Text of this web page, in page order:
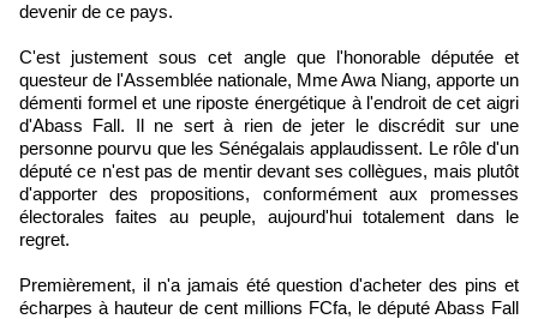
devenir de ce pays.
C'est justement sous cet angle que l'honorable députée et
questeur de l'Assemblée nationale, Mme Awa Niang, apporte un
démenti formel et une riposte énergétique à l'endroit de cet aigri
d'Abass Fall. Il ne sert à rien de jeter le discrédit sur une
personne pourvu que les Sénégalais applaudissent. Le rôle d'un
député ce n'est pas de mentir devant ses collègues, mais plutôt
d'apporter des propositions, conformément aux promesses
électorales faites au peuple, aujourd'hui totalement dans le
regret.
Premièrement, il n'a jamais été question d'acheter des pins et
écharpes à hauteur de cent millions FCfa, le député Abass Fall